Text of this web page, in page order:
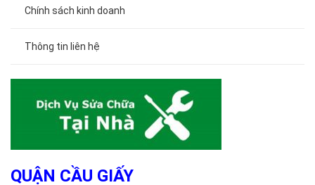
Chính sách kinh doanh
Thông tin liên hệ
QUẬN CẦU GIẤY